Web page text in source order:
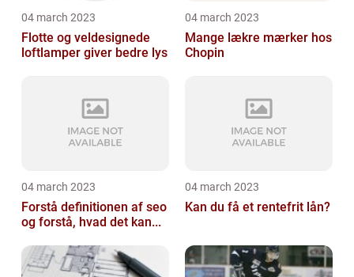
04 march 2023
Flotte og veldesignede
loftlamper giver bedre lys
04 march 2023
Mange lækre mærker hos
Chopin
04 march 2023
Forstå definitionen af seo
og forstå, hvad det kan...
04 march 2023
Kan du få et rentefrit lån?